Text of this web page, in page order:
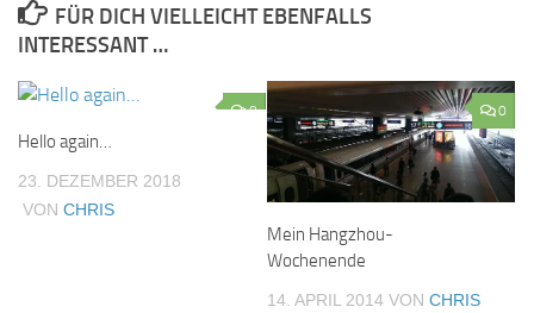
FÜR DICH VIELLEICHT EBENFALLS
INTERESSANT …
0
Hello again…
23. DEZEMBER 2018
VON CHRIS
0
Mein Hangzhou-
Wochenende
14. APRIL 2014 VON CHRIS